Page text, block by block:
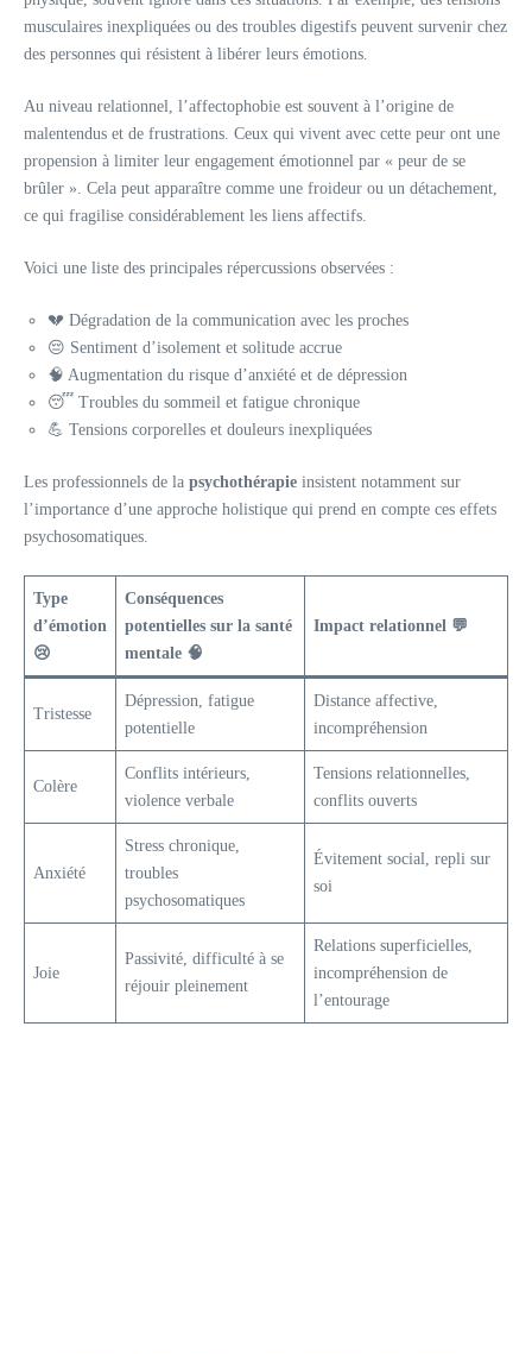
musculaires inexpliquées ou des troubles digestifs peuvent survenir chez
des personnes qui résistent à libérer leurs émotions.
Au niveau relationnel, l’affectophobie est souvent à l’origine de
malentendus et de frustrations. Ceux qui vivent avec cette peur ont une
propension à limiter leur engagement émotionnel par « peur de se
brûler ». Cela peut apparaître comme une froideur ou un détachement,
ce qui fragilise considérablement les liens affectifs.
Voici une liste des principales répercussions observées :
💔 Dégradation de la communication avec les proches
😔 Sentiment d’isolement et solitude accrue
🧠 Augmentation du risque d’anxiété et de dépression
😴 Troubles du sommeil et fatigue chronique
💪 Tensions corporelles et douleurs inexpliquées
Les professionnels de la psychothérapie insistent notamment sur
l’importance d’une approche holistique qui prend en compte ces effets
psychosomatiques.
Type
d’émotion
😢
Conséquences
potentielles sur la santé
mentale 🧠
Impact relationnel 💬
Tristesse
Dépression, fatigue
potentielle
Distance affective,
incompréhension
Colère
Conflits intérieurs,
violence verbale
Tensions relationnelles,
conflits ouverts
Anxiété
Stress chronique,
troubles
psychosomatiques
Évitement social, repli sur
soi
Joie
Passivité, difficulté à se
réjouir pleinement
Relations superficielles,
incompréhension de
l’entourage